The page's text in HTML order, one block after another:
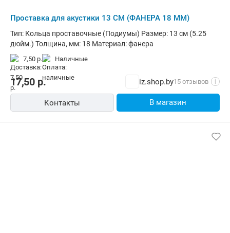
Проставка для акустики 13 СМ (ФАНЕРА 18 ММ)
Тип: Кольца проставочные (Подиумы) Размер: 13 см (5.25
дюйм.) Толщина, мм: 18 Материал: фанера
7,50 р. наличные
17,50 р. iz.shop.by15 отзывов i
Контакты В магазин